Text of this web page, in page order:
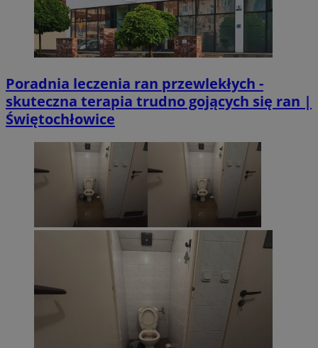
Poradnia leczenia ran przewlekłych -
skuteczna terapia trudno gojących się ran |
Świętochłowice